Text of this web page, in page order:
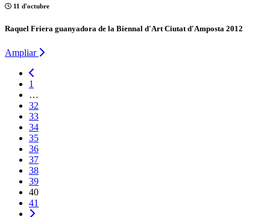
11 d'octubre
Raquel Friera guanyadora de la Biennal d'Art Ciutat d'Amposta 2012
Ampliar
1
…
32
33
34
35
36
37
38
39
40
41